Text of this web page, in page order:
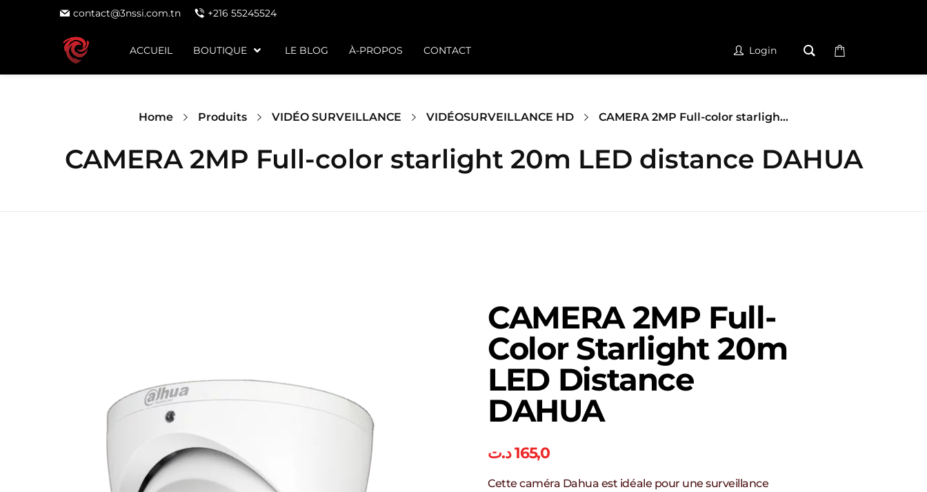
contact@3nssi.com.tn +216 55245524
ACCUEIL BOUTIQUE LE BLOG À-PROPOS CONTACT Login
Home Produits VIDÉO SURVEILLANCE VIDÉOSURVEILLANCE HD CAMERA 2MP Full-color starligh...
CAMERA 2MP Full-color starlight 20m LED distance DAHUA
CAMERA 2MP Full-
Color Starlight 20m
LED Distance
DAHUA
165,0د.ت
Cette caméra Dahua est idéale pour une surveillance